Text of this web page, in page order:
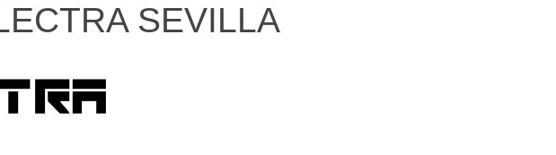
SEVILLA